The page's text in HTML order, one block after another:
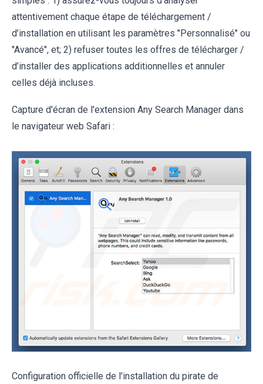
attentivement chaque étape de téléchargement /
d’installation en utilisant les paramètres "Personnalisé" ou
"Avancé", et; 2) refuser toutes les offres de télécharger /
d’installer des applications additionnelles et annuler
celles déjà incluses.
Capture d'écran de l'extension Any Search Manager dans
le navigateur web Safari :
Configuration officielle de l'installation du pirate de